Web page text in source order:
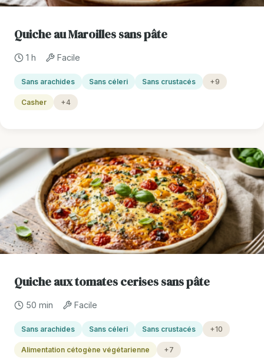
Quiche au Maroilles sans pâte
1 h Facile
Sans arachides Sans céleri Sans crustacés +9
Casher +4
Quiche aux tomates cerises sans pâte
50 min Facile
Sans arachides Sans céleri Sans crustacés +10
Alimentation cétogène végétarienne +7